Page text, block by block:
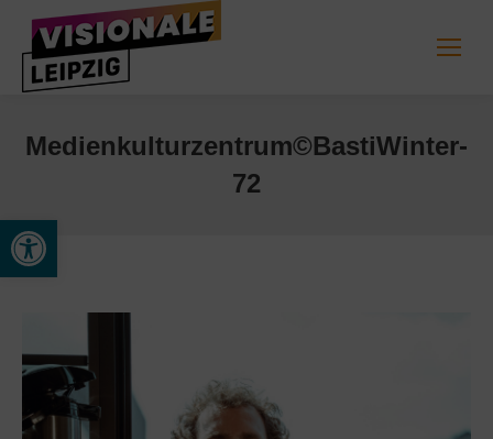
Werkzeugleiste öffnen
Medienkulturzentrum©BastiWinter-
72